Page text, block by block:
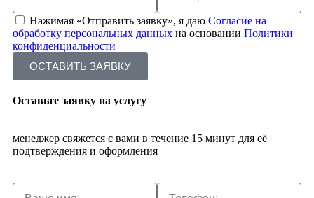
Нажимая «Отправить заявку», я даю Согласие на
обработку персональных данных на основании Политики
конфиденциальности
ОСТАВИТЬ ЗАЯВКУ
Оставьте заявку на услугу
менеджер свяжется с вами в течение 15 минут для её
подтверждения и оформления